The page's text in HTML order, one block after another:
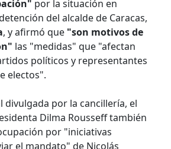
por la situación en
del alcalde de Caracas,
, y afirmó que "son motivos de
las "medidas" que "afectan
políticos y representantes
electos".
divulgada por la cancillería, el
Dilma Rousseff también
por "iniciativas
el mandato" de Nicolás